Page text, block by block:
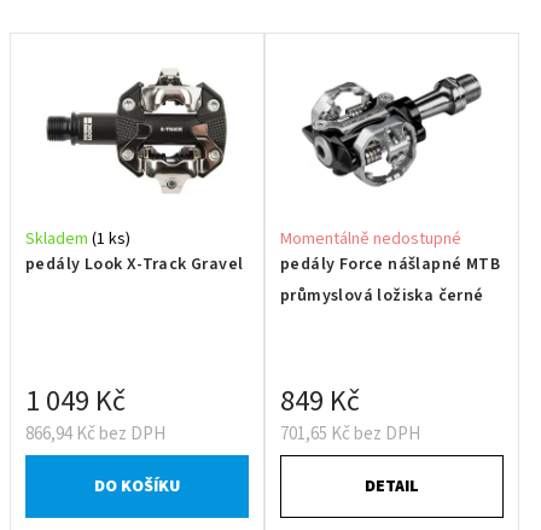
pedály Look X-Track Gravel
Skladem (1 ks)
866,94 Kč bez DPH
1 049 Kč
DO KOŠÍKU
pedály Force nášlapné MTB
průmyslová ložiska černé
Momentálně nedostupné
701,65 Kč bez DPH
849 Kč
DETAIL